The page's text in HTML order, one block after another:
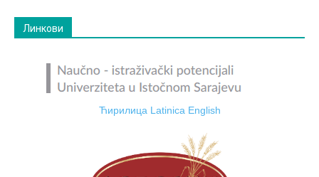
Линкови
Ћирилица Latinica English